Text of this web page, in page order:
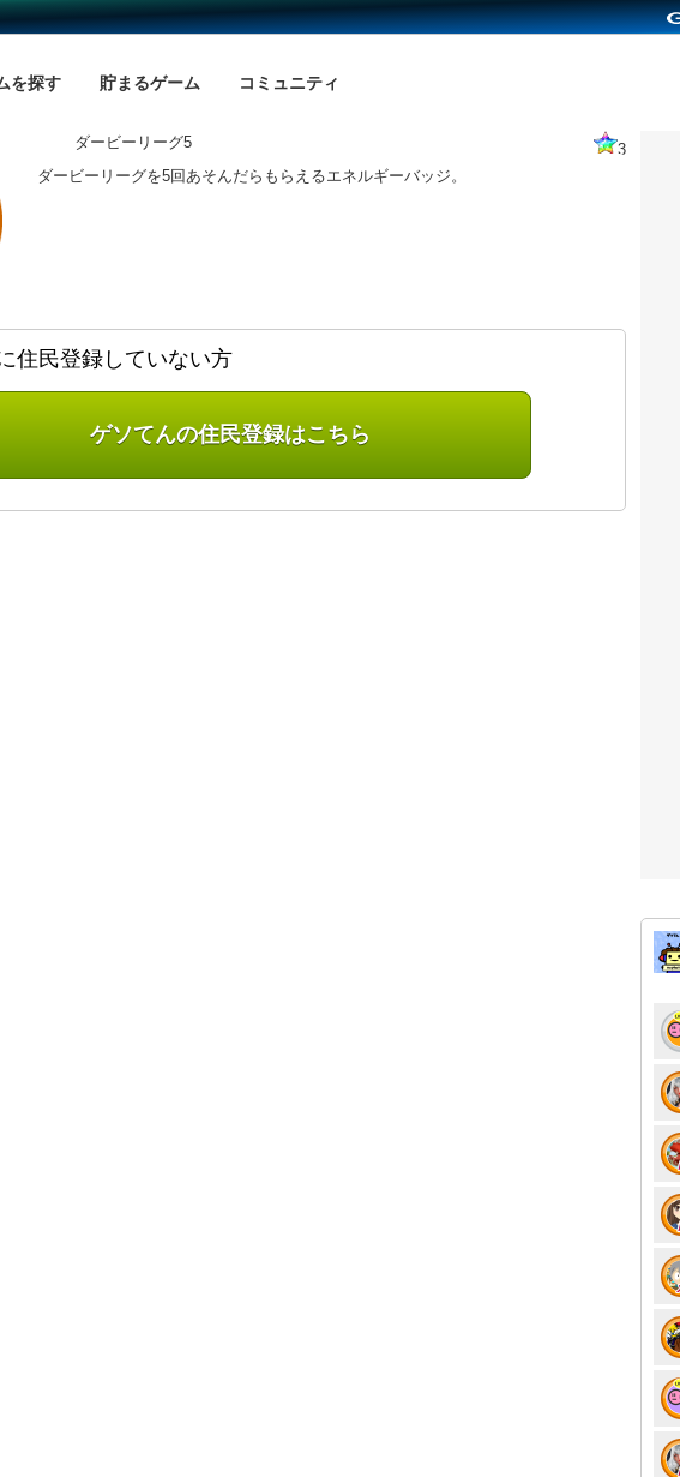
を探す 貯まるゲーム コミュニティ
ダービーリーグ5
3
ダービーリーグを5回あそんだらもらえるエネルギーバッジ。
住民登録していない方
ゲソてんの住民登録はこちら